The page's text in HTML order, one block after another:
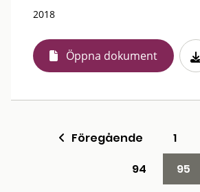
2018
Öppna dokument
Föregående 1
94
95